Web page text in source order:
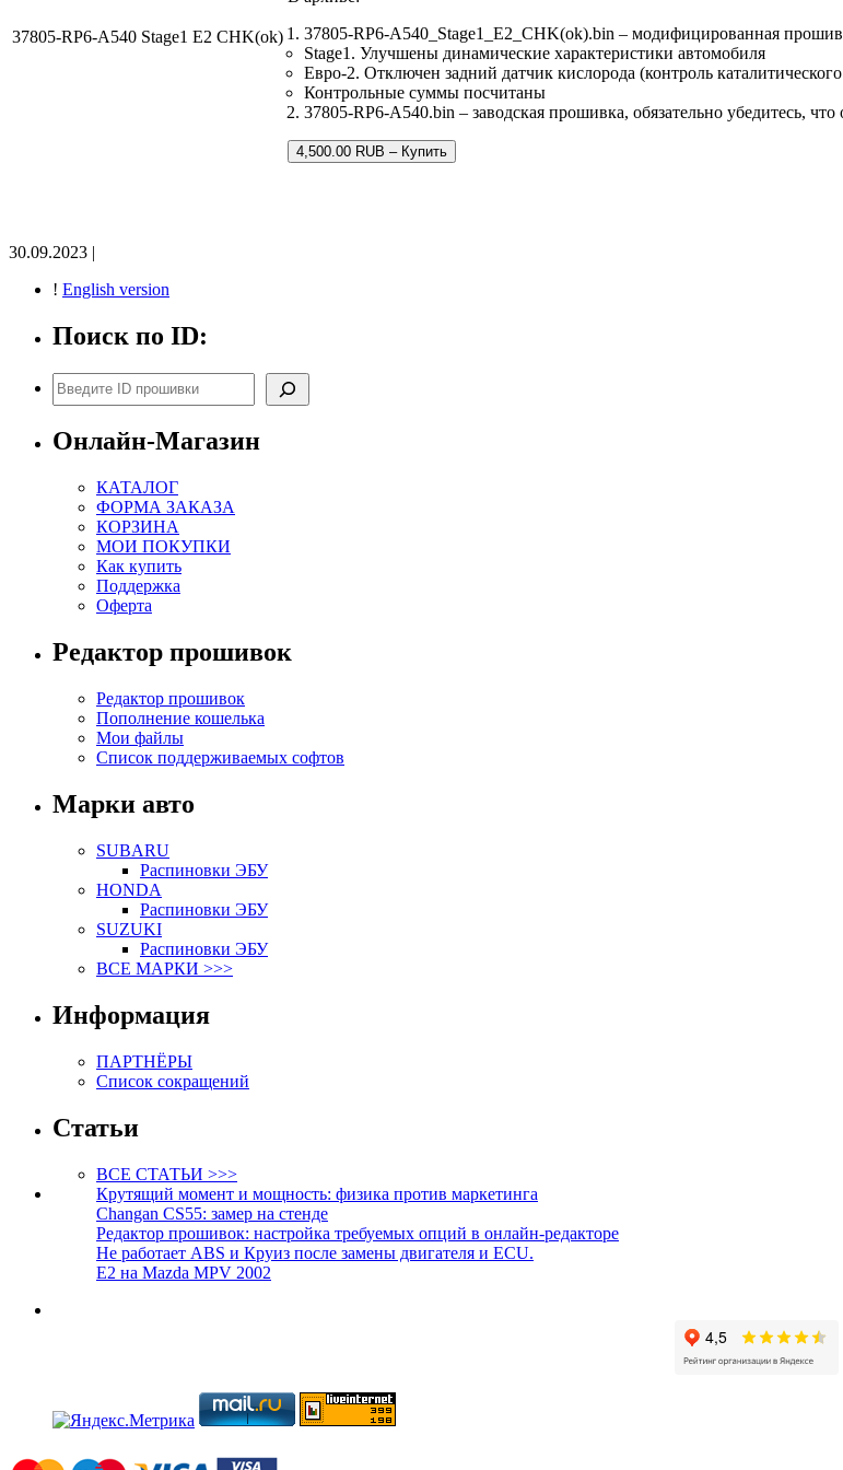
37805-RP6-A540 Stage1 E2 CHK(ok)
37805-RP6-A540_Stage1_E2_CHK(ok).bin – модифицированная
Stage1. Улучшены динамические характеристики автомобиля
Евро-2. Отключен задний датчик кислорода (контроль
Контрольные суммы посчитаны
37805-RP6-A540.bin – заводская прошивка, обязательно убедитесь,
4,500.00 RUB – Купить
30.09.2023 |
! English version
Поиск по ID:
Поиск
Онлайн-Магазин
КАТАЛОГ
ФОРМА ЗАКАЗА
КОРЗИНА
МОИ ПОКУПКИ
Как купить
Поддержка
Оферта
Редактор прошивок
Редактор прошивок
Пополнение кошелька
Мои файлы
Список поддерживаемых софтов
Марки авто
SUBARU
Распиновки ЭБУ
HONDA
Распиновки ЭБУ
SUZUKI
Распиновки ЭБУ
ВСЕ МАРКИ >>>
Информация
ПАРТНЁРЫ
Список сокращений
Статьи
ВСЕ СТАТЬИ >>>
Крутящий момент и мощность: физика против маркетинга
Changan CS55: замер на стенде
Редактор прошивок: настройка требуемых опций в онлайн-редакторе
Не работает ABS и Круиз после замены двигателя и ECU.
E2 на Mazda MPV 2002